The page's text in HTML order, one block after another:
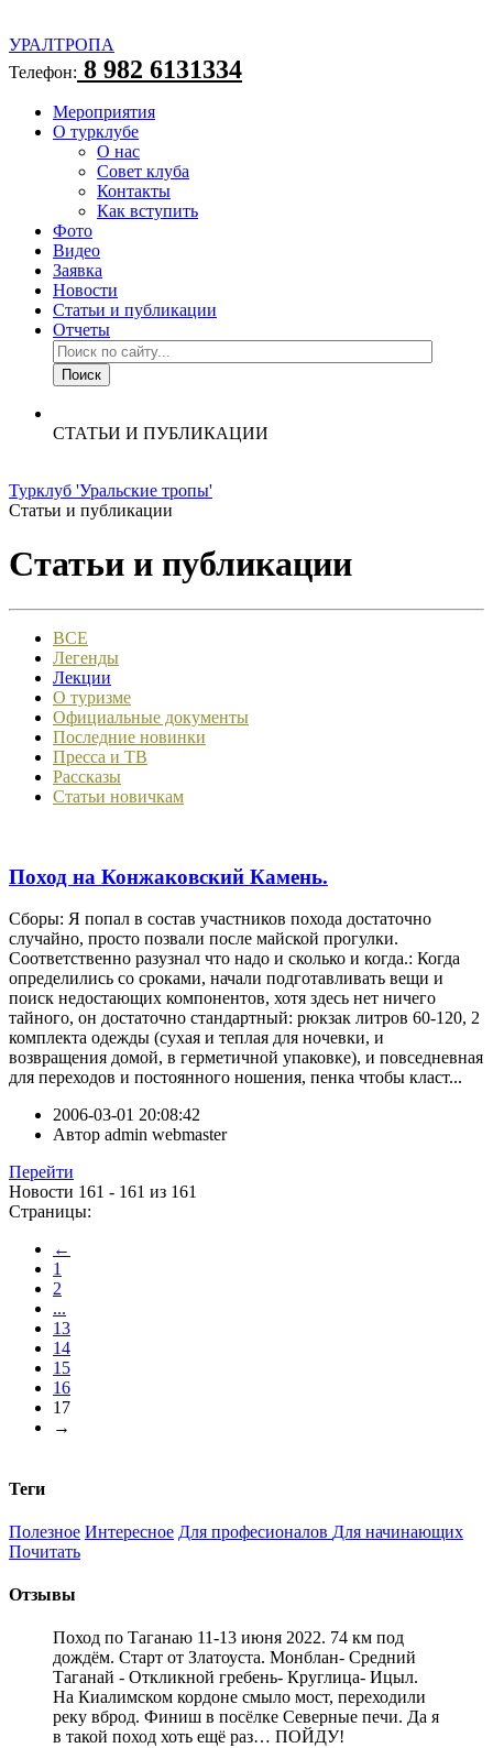
УРАЛТРОПА
Телефон: 8 982 6131334
Мероприятия
О турклубе
О нас
Совет клуба
Контакты
Как вступить
Фото
Видео
Заявка
Новости
Статьи и публикации
Отчеты
СТАТЬИ И ПУБЛИКАЦИИ
Турклуб 'Уральские тропы'
Статьи и публикации
Статьи и публикации
ВСЕ
Легенды
Лекции
О туризме
Официальные документы
Последние новинки
Пресса и ТВ
Рассказы
Статьи новичкам
Поход на Конжаковский Камень.
Сборы: Я попал в состав участников похода достаточно
случайно, просто позвали после майской прогулки.
Соответственно разузнал что надо и сколько и когда.: Когда
определились со сроками, начали подготавливать вещи и
поиск недостающих компонентов, хотя здесь нет ничего
тайного, он достаточно стандартный: рюкзак литров 60-120, 2
комплекта одежды (сухая и теплая для ночевки, и
возвращения домой, в герметичной упаковке), и повседневная
для переходов и постоянного ношения, пенка чтобы класт...
2006-03-01 20:08:42
Автор admin webmaster
Перейти
Новости 161 - 161 из 161
Страницы:
←
1
2
...
13
14
15
16
17
→
Теги
Полезное Интересное Для професионалов Для начинающих
Почитать
Отзывы
Поход по Таганаю 11-13 июня 2022. 74 км под
дождём. Старт от Златоуста. Монблан- Средний
Таганай - Откликной гребень- Круглица- Ицыл.
На Киалимском кордоне смыло мост, переходили
реку вброд. Финиш в посёлке Северные печи. Да я
в такой поход хоть ещё раз… ПОЙДУ!